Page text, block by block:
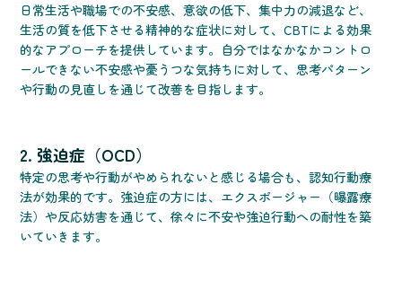
日常生活や職場での不安感、意欲の低下、集中力の減退など、
生活の質を低下させる精神的な症状に対して、CBTによる効果
的なアプローチを提供しています。自分ではなかなかコントロ
ールできない不安感や憂うつな気持ちに対して、思考パターン
や行動の見直しを通じて改善を目指します。
2. 強迫症（OCD）
特定の思考や行動がやめられないと感じる場合も、認知行動療
法が効果的です。強迫症の方には、エクスポージャー（曝露療
法）や反応妨害を通じて、徐々に不安や強迫行動への耐性を築
いていきます。